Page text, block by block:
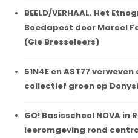
BEELD/VERHAAL. Het
Boedapest door Marcel
(Gie Bresseleers)
51N4E en AST77
collectief groen op
GO! Basisschool NOVA in
leeromgeving rond